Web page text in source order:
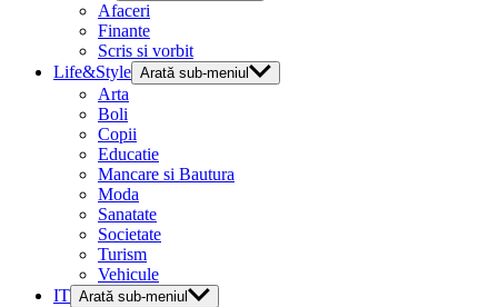
Afaceri
Finante
Scris si vorbit
Life&Style Arată sub-meniul
Arta
Boli
Copii
Educatie
Mancare si Bautura
Moda
Sanatate
Societate
Turism
Vehicule
IT Arată sub-meniul